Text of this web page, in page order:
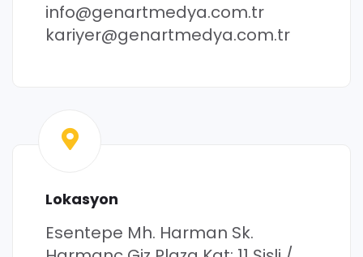
info@genartmedya.com.tr
kariyer@genartmedya.com.tr
Lokasyon
Esentepe Mh. Harman Sk.